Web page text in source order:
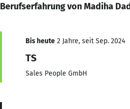
Berufserfahrung von Madiha
Bis heute 2 Jahre, seit Sep. 2024
TS
Sales People GmbH